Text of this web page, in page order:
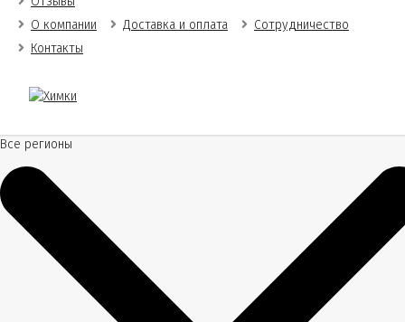
О компании
Доставка и оплата
Сотрудничество
Контакты
Все регионы